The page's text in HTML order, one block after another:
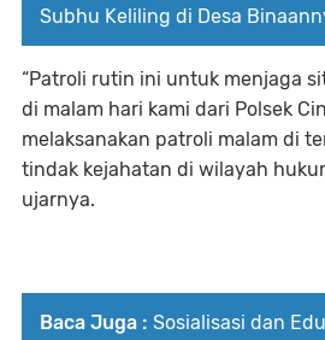
Subhu Keliling di Desa
“Patroli rutin ini untuk menjaga
di malam hari kami dari Polsek
melaksanakan patroli malam di
tindak kejahatan di wilayah
ujarnya.
Baca Juga : Sosialisasi dan